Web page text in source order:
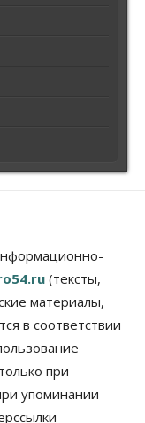
(тексты,
материалы,
в соответствии
при
упоминании